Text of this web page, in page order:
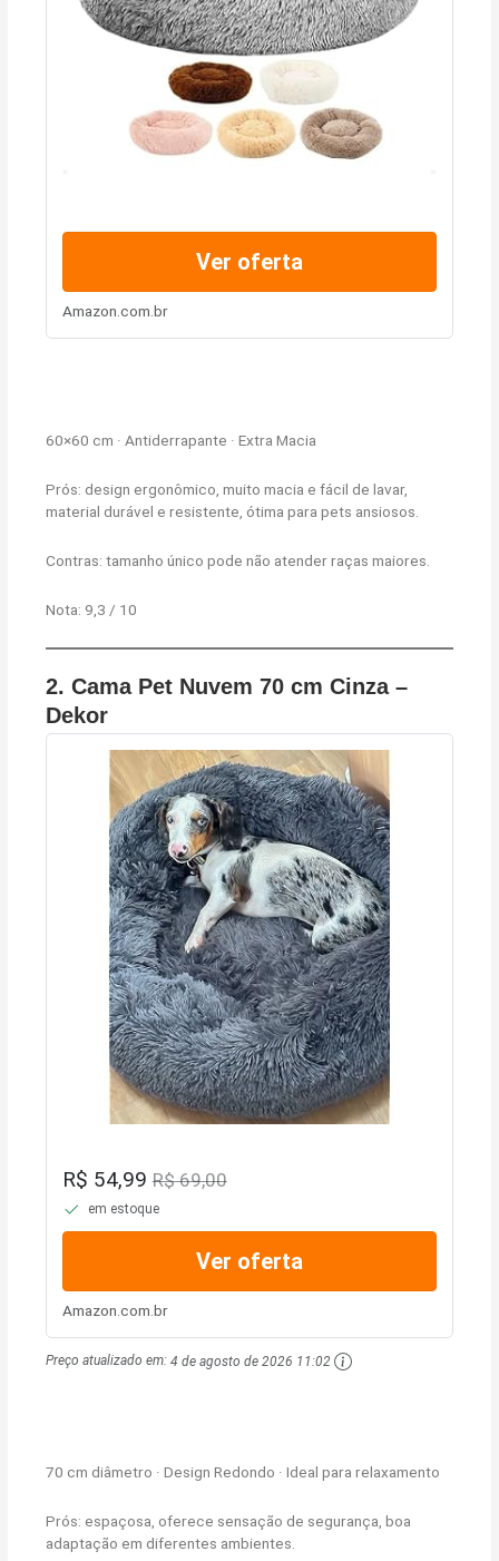
Ver oferta
Amazon.com.br
60×60 cm · Antiderrapante · Extra Macia
Prós: design ergonômico, muito macia e fácil de lavar,
material durável e resistente, ótima para pets ansiosos.
Contras: tamanho único pode não atender raças maiores.
Nota: 9,3 / 10
2.Cama Pet Nuvem 70 cm Cinza –
Dekor
R$ 54,99R$ 69,00
em estoque
Ver oferta
Amazon.com.br
Preço atualizado em:4 de agosto de 2026 11:02
70 cm diâmetro · Design Redondo · Ideal para relaxamento
Prós: espaçosa, oferece sensação de segurança, boa
adaptação em diferentes ambientes.